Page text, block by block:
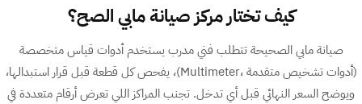
كيف تختار مركز صيانة مابي الصح؟
صيانة مابي الصحيحة تتطلب فني مدرب يستخدم أدوات قياس متخصصة
⁨(Multimeter، أدوات تشخيص متقدمة)⁩، يفحص كل قطعة قبل قرار استبدالها،
ويوضح السعر النهائي قبل أي تدخل. تجنب المراكز اللي تعرض أرقام متعددة في